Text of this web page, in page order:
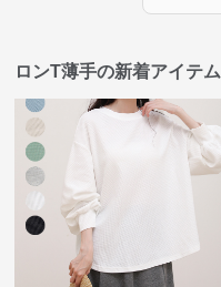
ロンT薄手の新着アイテム